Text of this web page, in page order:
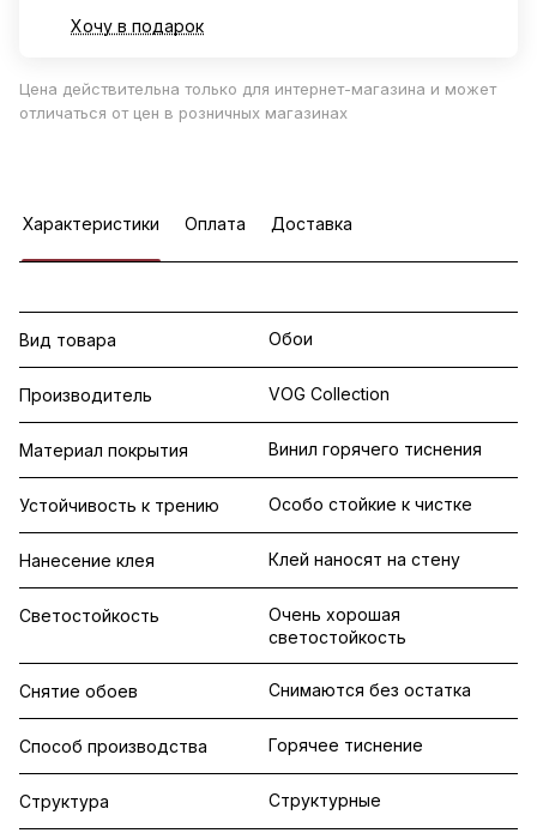
Хочу в подарок
Цена действительна только для интернет-магазина и может
отличаться от цен в розничных магазинах
Характеристики Оплата Доставка
Вид товара Обои
Производитель VOG Collection
Материал покрытия Винил горячего тиснения
Устойчивость к трению Особо стойкие к чистке
Нанесение клея Клей наносят на стену
Светостойкость
Очень хорошая
светостойкость
Снятие обоев Снимаются без остатка
Способ производства Горячее тиснение
Структура Структурные